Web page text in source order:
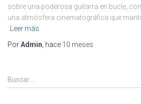
sobre una poderosa guitarra en bucle,
una atmósfera cinematográfica que
Leer más
PorAdmin , hace 10 meses
u
Buscar …